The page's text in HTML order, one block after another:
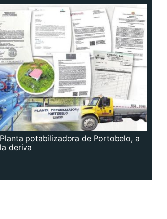
Planta potabilizadora de Portobelo, a
la deriva